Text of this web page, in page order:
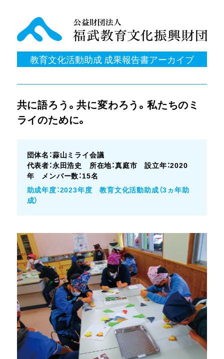
教育文化活動助成 成果報告書アーカイブ
共に語ろう。共に変わろう。私たちのミ
ライのために。
団体名：蒜山ミライ会議
代表者：永田浩史 所在地：真庭市 設立年：2020
年 メンバー数：15名
助成年度：2023年度 教育文化活動助成（3ヵ年助
成）